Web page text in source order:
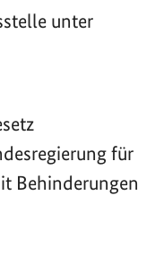
unter
für
Behinderungen